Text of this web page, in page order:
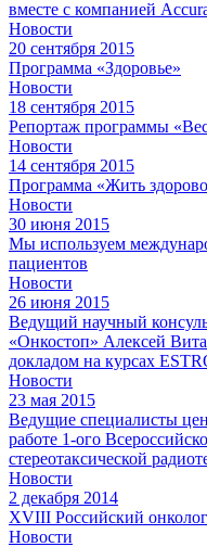
вместе с компанией
Новости
20 сентября 2015
Программа «Здоровье»
Новости
18 сентября 2015
Репортаж программы
Новости
14 сентября 2015
Программа «Жить
Новости
30 июня 2015
Мы используем
пациентов
Новости
26 июня 2015
Ведущий научный
«Онкостоп» Алексей
докладом на курсах
Новости
23 мая 2015
Ведущие специалисты
работе 1-ого
стереотаксической
Новости
2 декабря 2014
XVIII Российский
Новости